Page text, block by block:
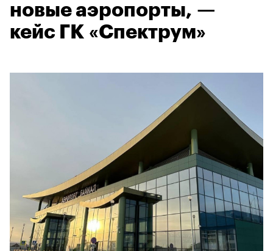
новые аэропорты, —
кейс ГК «Спектрум»